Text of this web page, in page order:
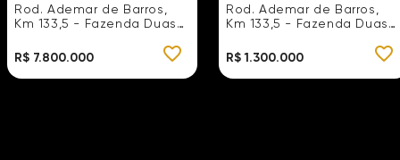
m², Fazenda Duas Marias
Rod. Ademar de Barros,
Km 133,5 - Fazenda Duas
R$ 7.800.000
Duas Marias
Rod. Ademar de Barros,
Km 133,5 - Fazenda Duas
R$ 1.300.000